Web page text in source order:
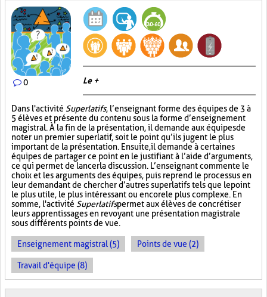
0 Le +
Dans l'activité Superlatifs, l’enseignant forme des équipes de 3 à
5 élèves et présente du contenu sous la forme d’enseignement
magistral. À la fin de la présentation, il demande aux équipes de
noter un premier superlatif, soit le point qu’ils jugent le plus
important de la présentation. Ensuite, il demande à certaines
équipes de partager ce point en le justifiant à l’aide d’arguments,
ce qui permet de lancer la discussion. L’enseignant commente le
choix et les arguments des équipes, puis reprend le processus en
leur demandant de chercher d’autres superlatifs tels que le point
le plus utile, le plus intéressant ou encore le plus complexe. En
somme, l'activité Superlatifspermet aux élèves de concrétiser
leurs apprentissages en revoyant une présentation magistrale
sous différents points de vue.
Enseignement magistral (5) Points de vue (2)
Travail d'équipe (8)